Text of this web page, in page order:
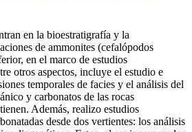
en la bioestratigrafía y la
de ammonites (cefalópodos
en el marco de estudios
otros aspectos, incluye el estudio e
temporales de facies y el análisis del
y carbonatos de las rocas
Además, realizo estudios
desde dos vertientes: los análisis